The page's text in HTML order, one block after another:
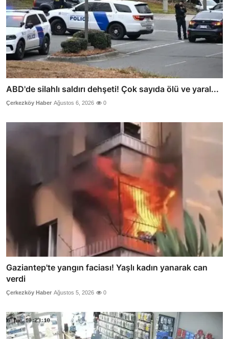
ABD'de silahlı saldırı dehşeti! Çok sayıda ölü ve yaral...
Çerkezköy Haber Ağustos 6, 2026 0
Gaziantep'te yangın faciası! Yaşlı kadın yanarak can
verdi
Çerkezköy Haber Ağustos 5, 2026 0